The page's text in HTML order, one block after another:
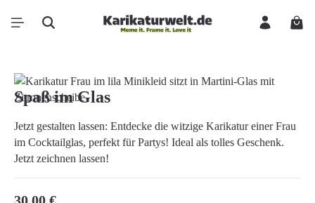
Zum Hauptinhalt springen
Bildergalerie überspringen
Spaß im Glas
Jetzt gestalten lassen: Entdecke die witzige Karikatur einer Frau
im Cocktailglas, perfekt für Partys! Ideal als tolles Geschenk.
Jetzt zeichnen lassen!
Regulärer Preis: